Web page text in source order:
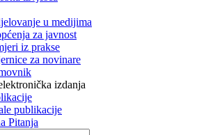
u medijima
za javnost
iz prakse
za novinare
izdanja
publikacije
Pitanja